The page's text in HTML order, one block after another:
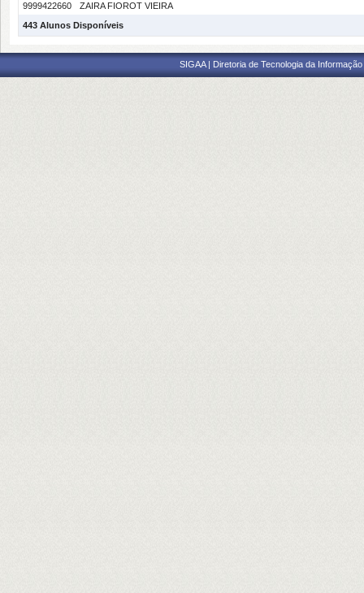
9999422660
ZAIRA FIOROT VIEIRA
443 Alunos Disponíveis
SIGAA | Diretoria de Tecnologia da